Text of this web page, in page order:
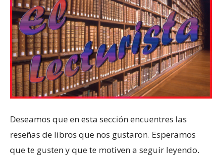
Deseamos que en esta sección encuentres las
reseñas de libros que nos gustaron. Esperamos
que te gusten y que te motiven a seguir leyendo.